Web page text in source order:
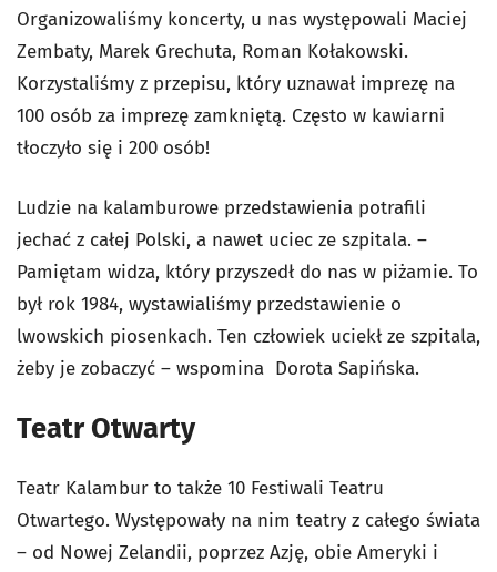
Organizowaliśmy koncerty, u nas występowali Maciej
Zembaty, Marek Grechuta, Roman Kołakowski.
Korzystaliśmy z przepisu, który uznawał imprezę na
100 osób za imprezę zamkniętą. Często w kawiarni
tłoczyło się i 200 osób!
Ludzie na kalamburowe przedstawienia potrafili
jechać z całej Polski, a nawet uciec ze szpitala. –
Pamiętam widza, który przyszedł do nas w piżamie. To
był rok 1984, wystawialiśmy przedstawienie o
lwowskich piosenkach. Ten człowiek uciekł ze szpitala,
żeby je zobaczyć – wspomina Dorota Sapińska.
Teatr Otwarty
Teatr Kalambur to także 10 Festiwali Teatru
Otwartego. Występowały na nim teatry z całego świata
– od Nowej Zelandii, poprzez Azję, obie Ameryki i